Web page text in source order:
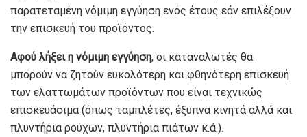
παρατεταμένη νόμιμη εγγύηση ενός έτους εάν επιλέξουν
την επισκευή του προϊόντος.
Αφού λήξει η νόμιμη εγγύηση, οι καταναλωτές θα
μπορούν να ζητούν ευκολότερη και φθηνότερη επισκευή
των ελαττωμάτων προϊόντων που είναι τεχνικώς
επισκευάσιμα (όπως ταμπλέτες, έξυπνα κινητά αλλά και
πλυντήρια ρούχων, πλυντήρια πιάτων κ.ά.).